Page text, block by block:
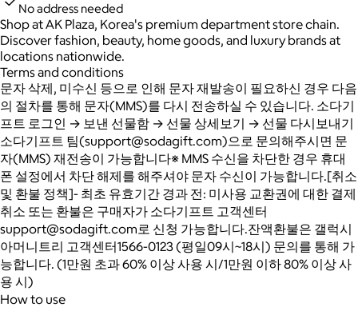
No address needed
Shop at AK Plaza, Korea's premium department store chain.
Discover fashion, beauty, home goods, and luxury brands at
locations nationwide.
Terms and conditions
문자 삭제, 미수신 등으로 인해 문자 재발송이 필요하신 경우 다음
의 절차를 통해 문자(MMS)를 다시 전송하실 수 있습니다. 소다기
프트 로그인 → 보낸 선물함 → 선물 상세보기 → 선물 다시보내기
소다기프트 팀(support@sodagift.com)으로 문의해주시면 문
자(MMS) 재전송이 가능합니다※ MMS 수신을 차단한 경우 휴대
폰 설정에서 차단 해제를 해주셔야 문자 수신이 가능합니다.[취소
및 환불 정책]- 최초 유효기간 경과 전: 미사용 교환권에 대한 결제
취소 또는 환불은 구매자가 소다기프트 고객센터
support@sodagift.com로 신청 가능합니다.잔액환불은 갤럭시
아머니트리 고객센터1566-0123 (평일09시~18시) 문의를 통해 가
능합니다. (1만원 초과 60% 이상 사용 시/1만원 이하 80% 이상 사
용 시)
How to use